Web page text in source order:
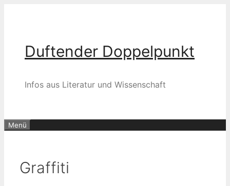
Duftender Doppelpunkt
Infos aus Literatur und Wissenschaft
Menü
Graffiti